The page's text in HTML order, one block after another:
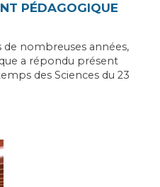
PÉDAGOGIQUE
de nombreuses années,
a répondu présent
des Sciences du 23